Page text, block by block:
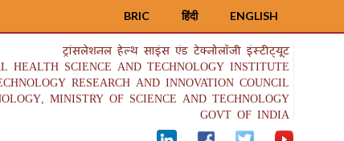
ENGLISH
हिंदी
BRIC
ट्रांसलेशनल हेल्थ साइंस एंड टेक्नोलॉजी इंस्टीट्यूट
HEALTH SCIENCE AND TECHNOLOGY INSTITUTE
RESEARCH AND INNOVATION COUNCIL
MINISTRY OF SCIENCE AND TECHNOLOGY
GOVT OF INDIA